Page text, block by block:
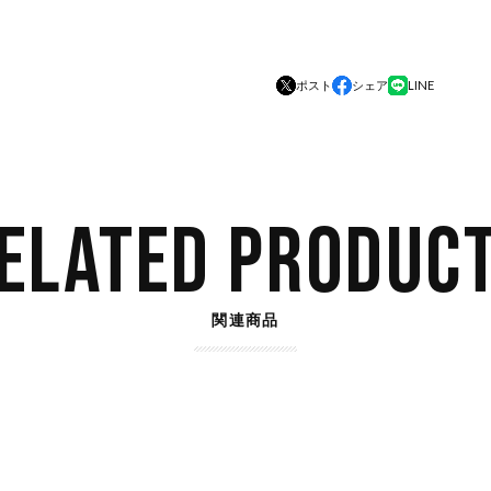
ポスト シェア LINE
関連商品